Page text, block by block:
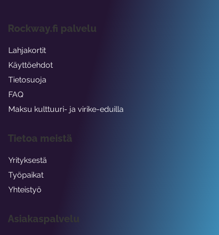
Asiakaspalvelu
Rockway.fi palvelu
Lahjakortit
Käyttöehdot
Tietosuoja
FAQ
Maksu kulttuuri- ja virike-eduilla
Tietoa meistä
Yrityksestä
Työpaikat
Yhteistyö